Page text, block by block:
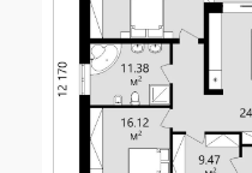
Жилая площадь
Габариты